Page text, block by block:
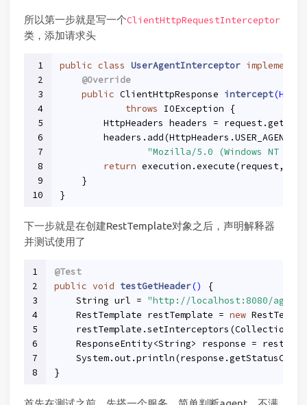
所以第一步就是写一个ClientHttpRequestInterceptor
类，添加请求头
1
2
3
4
5
6
7
8
9
10
public class UserAgentInterceptor implements
@Override
public ClientHttpResponse intercept
throws IOException
{
HttpHeaders headers =
        headers.add(HttpHeaders.USER_AGENT,
"Mozilla/5.0 (Windows NT
return execution.execute(request,
    }
}
下一步就是在创建RestTemplate对象之后，声明解释器
并测试使用了
1
2
3
4
5
6
7
8
@Test
public void testGetHeader()
{
    String url =
"http://localhost:8080/
    RestTemplate restTemplate =
new
ResponseEntity<String> response =
}